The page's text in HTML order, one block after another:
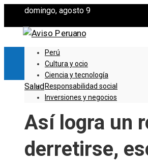
domingo, agosto 9
Perú
Cultura y ocio
Ciencia y tecnología
Responsabilidad social
Inversiones y negocios
Salud
Así logra un
derretirse,